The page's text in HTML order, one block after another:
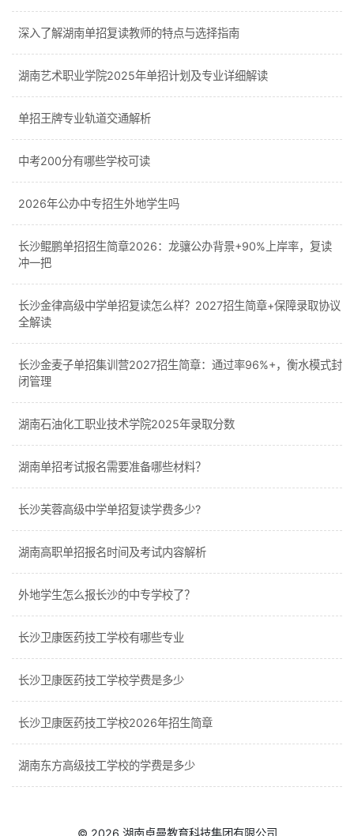
深入了解湖南单招复读教师的特点与选择指南
湖南艺术职业学院2025年单招计划及专业详细解读
单招王牌专业轨道交通解析
中考200分有哪些学校可读
2026年公办中专招生外地学生吗
长沙鲲鹏单招招生简章2026：龙骧公办背景+90%上岸率，复读
冲一把
长沙金律高级中学单招复读怎么样？2027招生简章+保障录取协议
全解读
长沙金麦子单招集训营2027招生简章：通过率96%+，衡水模式封
闭管理
湖南石油化工职业技术学院2025年录取分数
湖南单招考试报名需要准备哪些材料？
长沙芙蓉高级中学单招复读学费多少?
湖南高职单招报名时间及考试内容解析
外地学生怎么报长沙的中专学校了？
长沙卫康医药技工学校有哪些专业
长沙卫康医药技工学校学费是多少
长沙卫康医药技工学校2026年招生简章
湖南东方高级技工学校的学费是多少
© 2026 湖南卓曼教育科技集团有限公司